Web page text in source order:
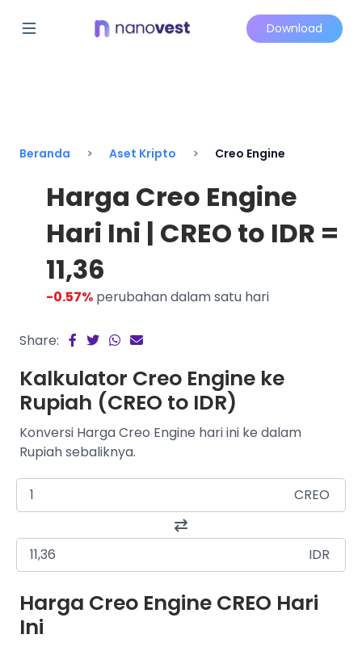
Download
Beranda Aset Kripto Creo Engine
Harga Creo Engine
Hari Ini | CREO to IDR =
11,36
-0.57%perubahan dalam satu hari
Share:
Kalkulator Creo Engine ke
Rupiah (CREO to IDR)
Konversi Harga Creo Engine hari ini ke dalam
Rupiah sebaliknya.
CREO
IDR
Harga Creo Engine CREO Hari
Ini